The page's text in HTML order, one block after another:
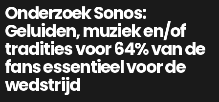
Onderzoek Sonos:
Geluiden, muziek en/of
tradities voor 64% van de
fans essentieel voor de
wedstrijd